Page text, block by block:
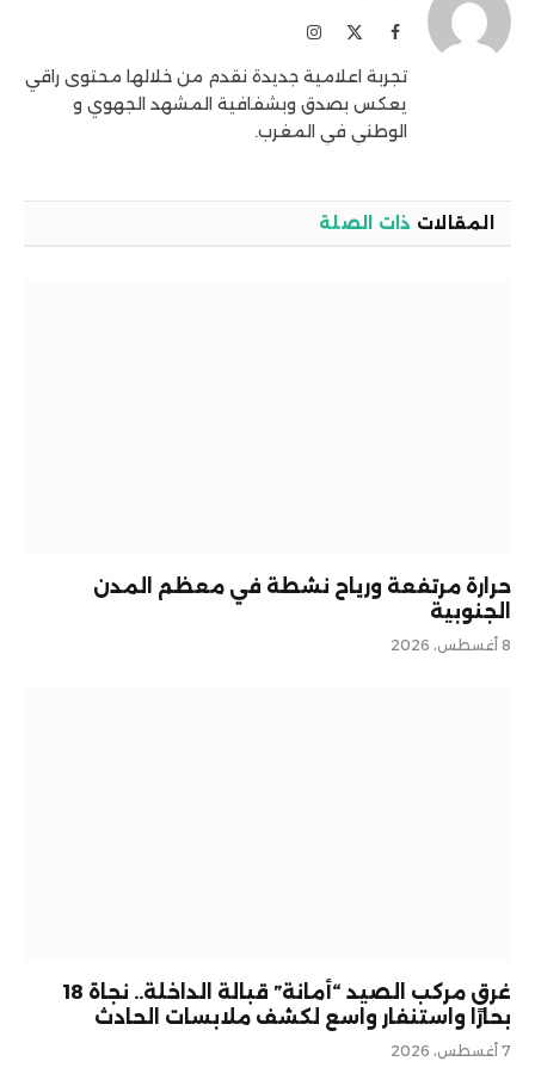
فيسبوك الانستغرام
تجربة اعلامية جديدة نقدم من خلالها محتوى راقي
يعكس بصدق وبشفافية المشهد الجهوي و
الوطني في المغرب.
المقالات ذات الصلة
حرارة مرتفعة ورياح نشطة في معظم المدن
الجنوبية
8 أغسطس، 2026
غرق مركب الصيد “أمانة” قبالة الداخلة.. نجاة 18
بحارًا واستنفار واسع لكشف ملابسات الحادث
7 أغسطس، 2026